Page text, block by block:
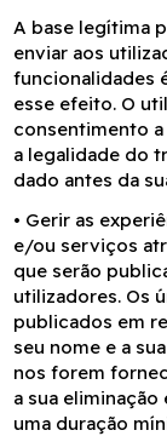
A base legítima
enviar aos
funcionalidades
esse efeito. O
consentimento
a legalidade do
dado antes da
• Gerir as
e/ou serviços
que serão
utilizadores. Os
publicados em
seu nome e a
nos forem
a sua
uma duração